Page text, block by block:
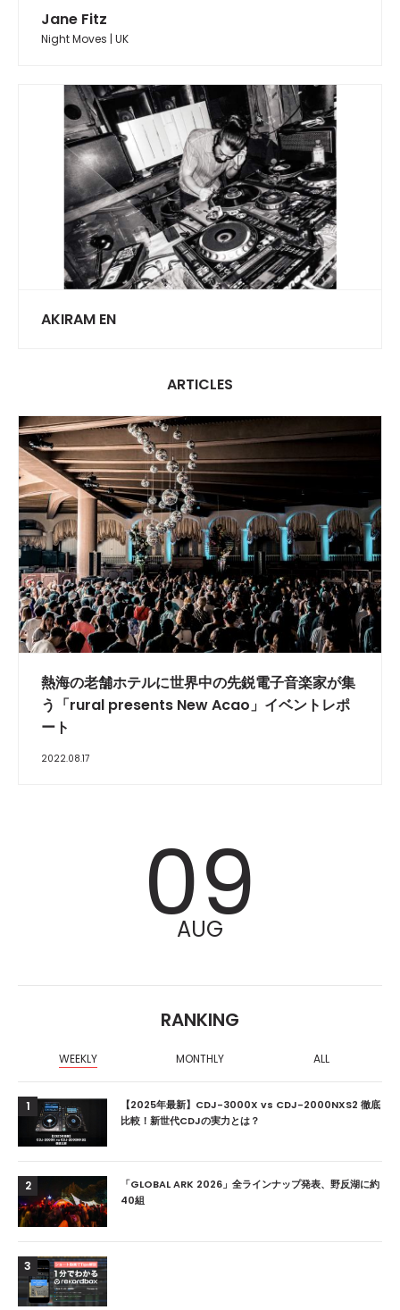
Jane Fitz
Night Moves | UK
AKIRAM EN
ARTICLES
REPORT
熱海の老舗ホテルに世界中の先鋭電子音楽家が集
う「rural presents New Acao」イベントレポ
ート
2022.08.17
09
AUG
RANKING
WEEKLY MONTHLY ALL
1
【2025年最新】CDJ-3000X vs CDJ-2000NXS2 徹底
比較！新世代CDJの実力とは？
2
「GLOBAL ARK 2026」全ラインナップ発表、野反湖に約
40組
3